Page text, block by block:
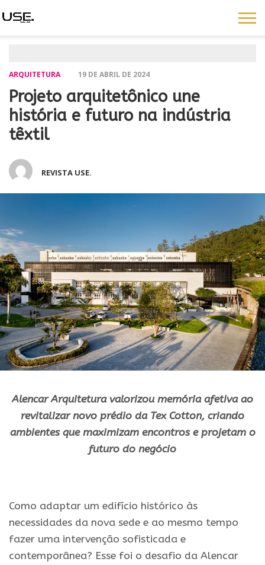
ARQUITETURA 19 DE ABRIL DE 2024
Projeto arquitetônico une
história e futuro na indústria
têxtil
REVISTA USE.
Alencar Arquitetura valorizou memória afetiva ao
revitalizar novo prédio da Tex Cotton, criando
ambientes que maximizam encontros e projetam o
futuro do negócio
Como adaptar um edifício histórico às
necessidades da nova sede e ao mesmo tempo
fazer uma intervenção sofisticada e
contemporânea? Esse foi o desafio da Alencar